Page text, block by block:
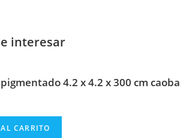
interesar
4.2 x 4.2 x 300 cm caoba
CARRITO